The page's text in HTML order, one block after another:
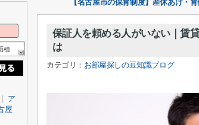
【名古屋市の保育制度】産休あけ・
保証人を頼める人がいない｜賃
は
カテゴリ： お部屋探しの豆知識ブログ
積
｜ ア
屋